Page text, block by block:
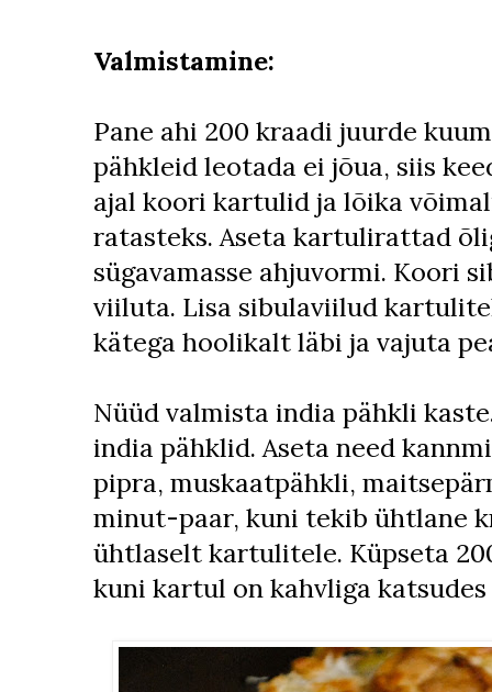
Valmistamine:
Pane ahi 200 kraadi juurde
pähkleid leotada ei jõua, siis
ajal koori kartulid ja lõika
ratasteks. Aseta kartulirattad
sügavamasse ahjuvormi. Koori
viiluta. Lisa sibulaviilud
kätega hoolikalt läbi ja vajuta
Nüüd valmista india pähkli
india pähklid. Aseta need
pipra, muskaatpähkli,
minut-paar, kuni tekib ühtlane
ühtlaselt kartulitele. Küpseta
kuni kartul on kahvliga